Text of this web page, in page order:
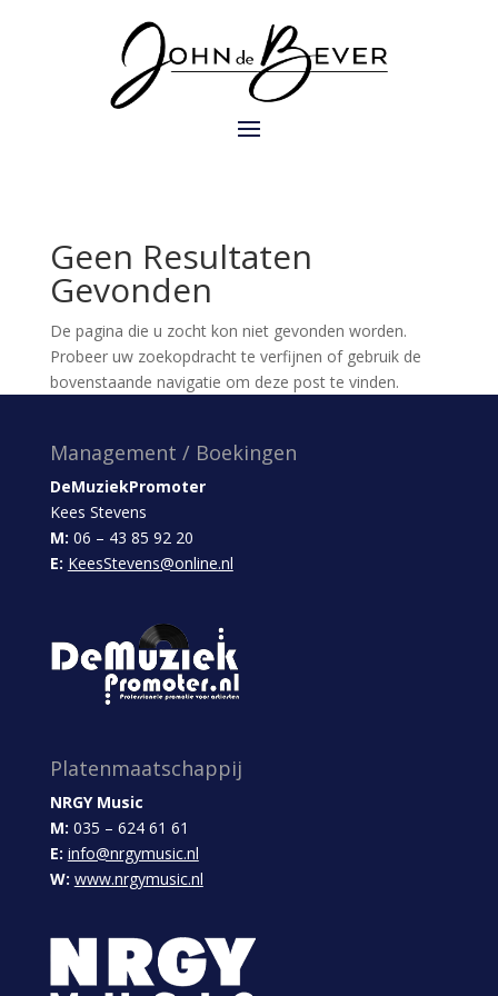
Geen Resultaten
Gevonden
De pagina die u zocht kon niet gevonden worden.
Probeer uw zoekopdracht te verfijnen of gebruik de
bovenstaande navigatie om deze post te vinden.
Management / Boekingen
DeMuziekPromoter
Kees Stevens
M: 06 – 43 85 92 20
E: KeesStevens@online.nl
Platenmaatschappij
NRGY Music
M: 035 – 624 61 61
E: info@nrgymusic.nl
W: www.nrgymusic.nl